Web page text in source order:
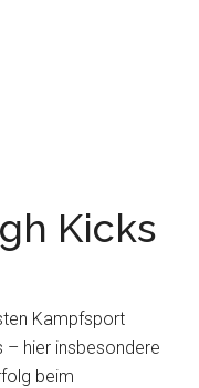
Kicks
Kampfsport
– hier insbesondere
beim